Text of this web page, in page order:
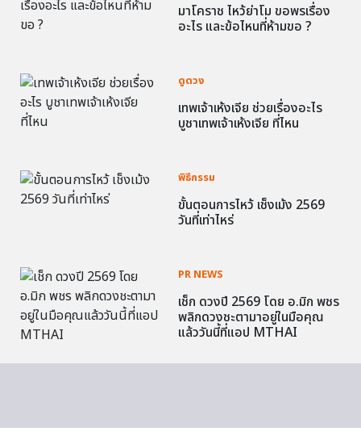
มาโคราช ไหว้ย่าโม ขอพรเรื่อง
อะไร และข้อไหนที่ห้ามขอ ?
ดูดวง
เทพเจ้าเห้งเจีย ช่วยเรื่องอะไร
บูชาเทพเจ้าเห้งเจีย ที่ไหน
พิธีกรรม
ขั้นตอนการไหว้ เช็งเม้ง 2569
วันที่เท่าไหร่
PR NEWS
เช็ก ดวงปี 2569 โดย อ.มิก พชร
พลิกดวงชะตามาอยู่ในมือคุณ
แล้ววันนี้ที่แอป MTHAI